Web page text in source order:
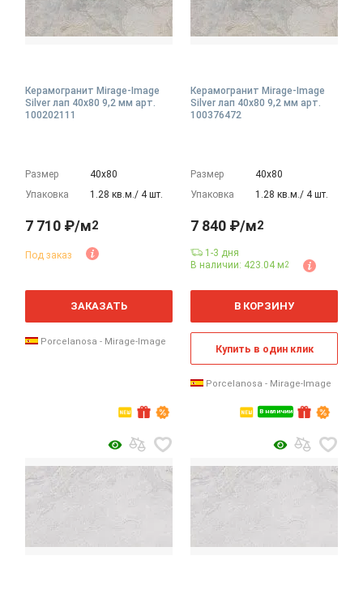
Керамогранит Mirage-Image
Silver лап 40x80 9,2 мм арт.
100202111
Размер
40х80
Упаковка
1.28 кв.м./ 4 шт.
7 710 ₽/м2
Под заказ
м
ЗАКАЗАТЬ
Porcelanosa - Mirage-Image
Керамогранит Mirage-Image
Silver лап 40x80 9,2 мм арт.
100376472
Размер
40х80
Упаковка
1.28 кв.м./ 4 шт.
В наличии
7 840 ₽/м2
1-3 дня
В наличии: 423.04 м2
м
В КОРЗИНУ
Купить в один клик
Porcelanosa - Mirage-Image